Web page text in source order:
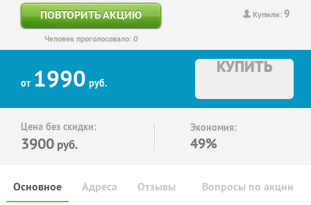
Купили:9
ПОВТОРИТЬ АКЦИЮ
Человек проголосовало: 0
от 1990 руб.
КУПИТЬ
Цена без скидки:
3900 руб.
Экономия:
49%
Основное Отзывы Вопросы по акции
Адреса